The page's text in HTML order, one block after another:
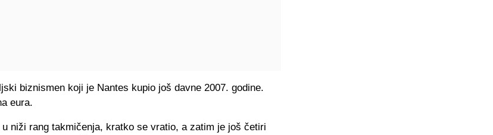
biznismen koji je Nantes kupio još davne 2007. godine.
eura.
u niži rang takmičenja, kratko se vratio, a zatim je još četiri